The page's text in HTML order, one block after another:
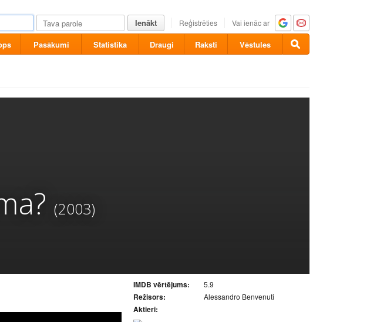
Ienākt Reģistrēties Vai ienāc ar
Pasākumi Statistika Draugi Raksti Vēstules
(2003)
IMDB vērtējums: 5.9
Režisors: Alessandro Benvenuti
Aktieri: